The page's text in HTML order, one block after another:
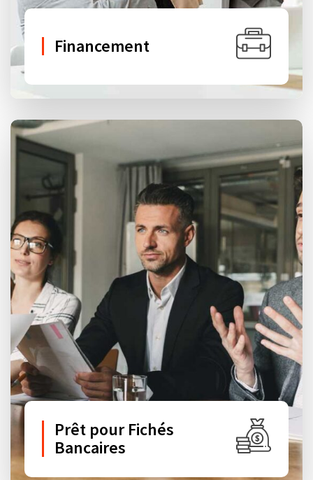
Financement
Prêt pour Fichés
Bancaires